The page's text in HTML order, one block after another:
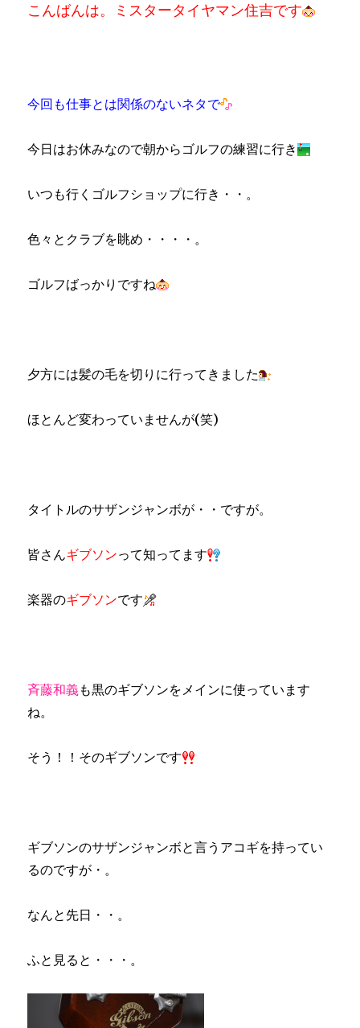
約
こんばんは。ミスタータイヤマン住吉です
今回も仕事とは関係のないネタで
今日はお休みなので朝からゴルフの練習に行き
いつも行くゴルフショップに行き・・。
色々とクラブを眺め・・・・。
ゴルフばっかりですね
夕方には髪の毛を切りに行ってきました
ほとんど変わっていませんが(笑)
タイトルのサザンジャンボが・・ですが。
皆さんギブソンって知ってます
楽器のギブソンです
斉藤和義も黒のギブソンをメインに使っています
ね。
そう！！そのギブソンです
ギブソンのサザンジャンボと言うアコギを持ってい
るのですが・。
なんと先日・・。
ふと見ると・・・。